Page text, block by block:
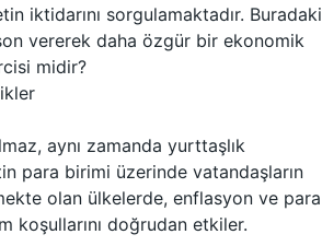
iktidarını sorgulamaktadır. Buradaki
vererek daha özgür bir ekonomik
midir?
aynı zamanda yurttaşlık
para birimi üzerinde vatandaşların
olan ülkelerde, enflasyon ve para
koşullarını doğrudan etkiler.